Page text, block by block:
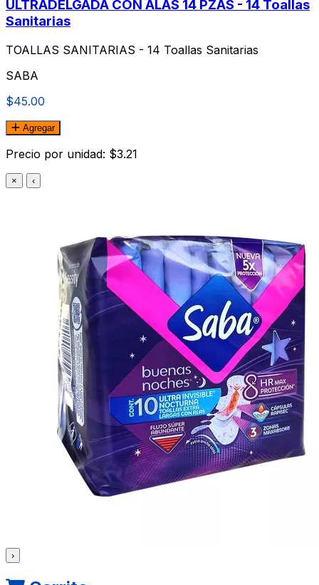
ULTRADELGADA CON ALAS 14 PZAS - 14 Toallas
Sanitarias
TOALLAS SANITARIAS - 14 Toallas Sanitarias
SABA
$45.00
Agregar
Precio por unidad: $3.21
× ‹
›